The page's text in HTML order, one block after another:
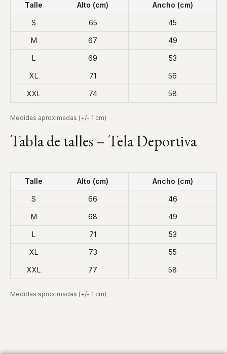
Talle Alto (cm) Ancho (cm)
S 65 45
M 67 49
L 69 53
XL 71 56
XXL 74 58
Medidas aproximadas (+/- 1 cm)
Tabla de talles – Tela Deportiva
Talle Alto (cm) Ancho (cm)
S 66 46
M 68 49
L 71 53
XL 73 55
XXL 77 58
Medidas aproximadas (+/- 1 cm)